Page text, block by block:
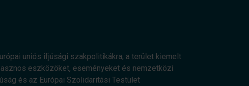
uniós ifjúsági szakpolitikákra, a terület kiemelt
eszközöket, eseményeket és nemzetközi
és az Európai Szolidaritási Testület